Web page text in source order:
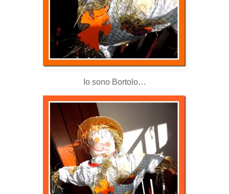
Io sono Bortolo…